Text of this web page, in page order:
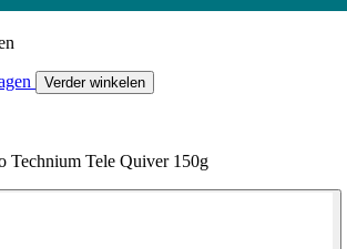
Verder winkelen
Technium Tele Quiver 150g